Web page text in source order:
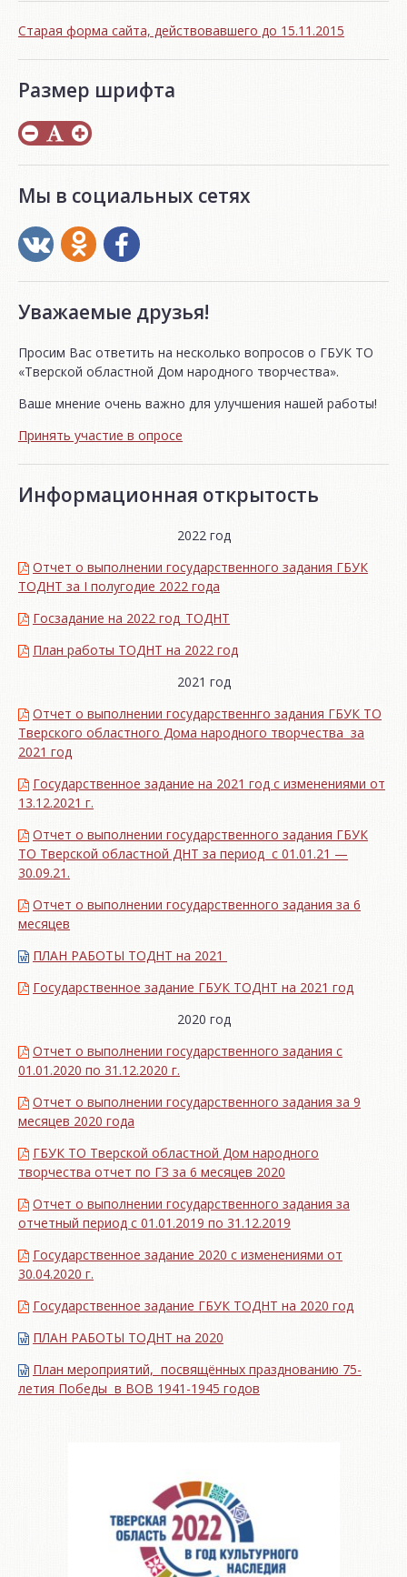
Старая форма сайта, действовавшего до 15.11.2015
Размер шрифта
Мы в социальных сетях
Уважаемые друзья!
Просим Вас ответить на несколько вопросов о ГБУК ТО
«Тверской областной Дом народного творчества».
Ваше мнение очень важно для улучшения нашей работы!
Принять участие в опросе
Информационная открытость
2022 год
Отчет о выполнении государственного задания ГБУК
ТОДНТ за I полугодие 2022 года
Госзадание на 2022 год_ТОДНТ
План работы ТОДНТ на 2022 год
2021 год
Отчет о выполнении государственнго задания ГБУК ТО
Тверского областного Дома народного творчества за
2021 год
Государственное задание на 2021 год с изменениями от
13.12.2021 г.
Отчет о выполнении государственного задания ГБУК
ТО Тверской областной ДНТ за период с 01.01.21 —
30.09.21.
Отчет о выполнении государственного задания за 6
месяцев
ПЛАН РАБОТЫ ТОДНТ на 2021
Государственное задание ГБУК ТОДНТ на 2021 год
2020 год
Отчет о выполнении государственного задания с
01.01.2020 по 31.12.2020 г.
Отчет о выполнении государственного задания за 9
месяцев 2020 года
ГБУК ТО Тверской областной Дом народного
творчества отчет по ГЗ за 6 месяцев 2020
Отчет о выполнении государственного задания за
отчетный период с 01.01.2019 по 31.12.2019
Государственное задание 2020 с изменениями от
30.04.2020 г.
Государственное задание ГБУК ТОДНТ на 2020 год
ПЛАН РАБОТЫ ТОДНТ на 2020
План мероприятий, посвящённых празднованию 75-
летия Победы в ВОВ 1941-1945 годов